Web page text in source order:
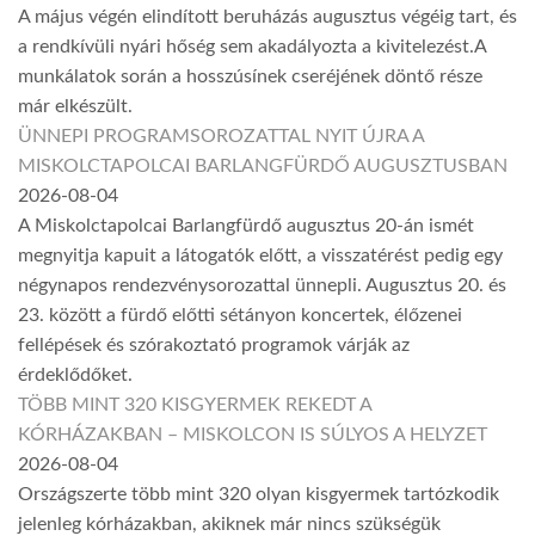
A május végén elindított beruházás augusztus végéig tart, és
a rendkívüli nyári hőség sem akadályozta a kivitelezést.A
munkálatok során a hosszúsínek cseréjének döntő része
már elkészült.
ÜNNEPI PROGRAMSOROZATTAL NYIT ÚJRA A
MISKOLCTAPOLCAI BARLANGFÜRDŐ AUGUSZTUSBAN
2026-08-04
A Miskolctapolcai Barlangfürdő augusztus 20-án ismét
megnyitja kapuit a látogatók előtt, a visszatérést pedig egy
négynapos rendezvénysorozattal ünnepli. Augusztus 20. és
23. között a fürdő előtti sétányon koncertek, élőzenei
fellépések és szórakoztató programok várják az
érdeklődőket.
TÖBB MINT 320 KISGYERMEK REKEDT A
KÓRHÁZAKBAN – MISKOLCON IS SÚLYOS A HELYZET
2026-08-04
Országszerte több mint 320 olyan kisgyermek tartózkodik
jelenleg kórházakban, akiknek már nincs szükségük